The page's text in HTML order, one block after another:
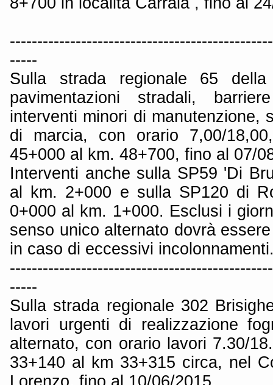
-----
Sulla strada regionale 65
pavimentazioni stradali,
interventi minori di manutenzione,
di marcia, con orario 7,00/
45+000 al km. 48+700, fino al 07/
Interventi anche sulla SP59 'Di
al km. 2+000 e sulla SP120 di
0+000 al km. 1+000. Esclusi i
senso unico alternato dovrà
in caso di eccessivi
-----
Sulla strada regionale 302
lavori urgenti di realizzazione
alternato, con orario lavori 7.30/
33+140 al km 33+315 circa, nel
Lorenzo, fino al 10/06/2015.